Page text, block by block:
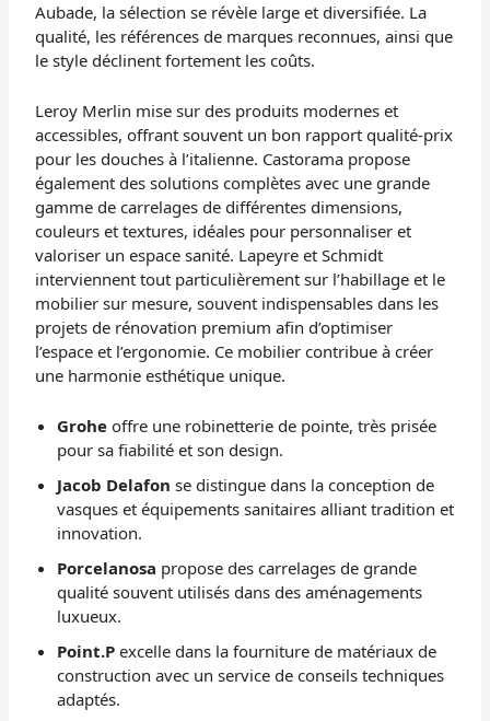
Aubade, la sélection se révèle large et diversifiée. La
qualité, les références de marques reconnues, ainsi que
le style déclinent fortement les coûts.
Leroy Merlin mise sur des produits modernes et
accessibles, offrant souvent un bon rapport qualité-prix
pour les douches à l’italienne. Castorama propose
également des solutions complètes avec une grande
gamme de carrelages de différentes dimensions,
couleurs et textures, idéales pour personnaliser et
valoriser un espace sanité. Lapeyre et Schmidt
interviennent tout particulièrement sur l’habillage et le
mobilier sur mesure, souvent indispensables dans les
projets de rénovation premium afin d’optimiser
l’espace et l’ergonomie. Ce mobilier contribue à créer
une harmonie esthétique unique.
Grohe offre une robinetterie de pointe, très prisée
pour sa fiabilité et son design.
Jacob Delafon se distingue dans la conception de
vasques et équipements sanitaires alliant tradition et
innovation.
Porcelanosa propose des carrelages de grande
qualité souvent utilisés dans des aménagements
luxueux.
Point.P excelle dans la fourniture de matériaux de
construction avec un service de conseils techniques
adaptés.